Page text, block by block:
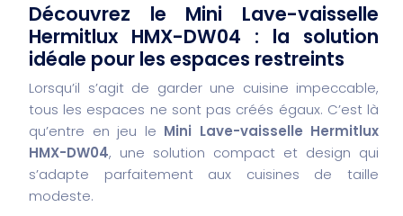
Découvrez le Mini Lave-vaisselle
Hermitlux HMX-DW04 : la solution
idéale pour les espaces restreints
Lorsqu’il s’agit de garder une cuisine impeccable,
tous les espaces ne sont pas créés égaux. C’est là
qu’entre en jeu le Mini Lave-vaisselle Hermitlux
HMX-DW04, une solution compact et design qui
s’adapte parfaitement aux cuisines de taille
modeste.